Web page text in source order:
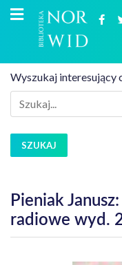
Wyszukaj interesujący
SZUKAJ
Pieniak
radiowe wyd.